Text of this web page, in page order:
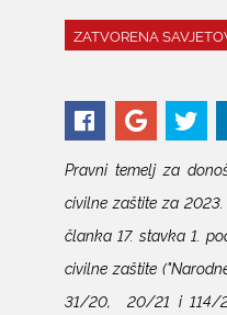
ZATVORENA
Pravni temelj za
civilne zaštite za
članka 17. stavka 1.
civilne zaštite
31/20, 20/21 i 114/